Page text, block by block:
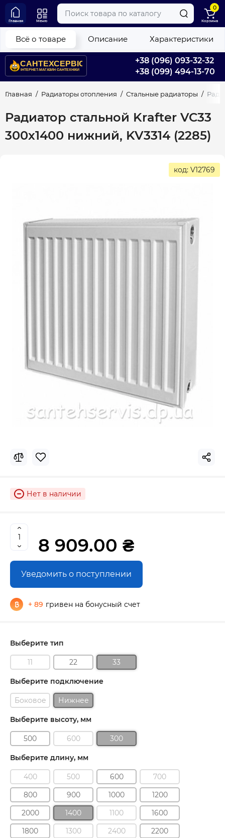
+38 (096) 093-32-32
+38 (099) 494-13-70
Главная Меню
0
Корзина
Главная Радиаторы отопления Стальные радиаторы
Радиатор стальной Krafter VC33
300x1400 нижний, KV3314 (2285)
Всё о товаре Описание Характеристики
код: V12769
Нет в наличии
8 909.00 ₴
Уведомить о поступлении
+ 89 гривен на бонусный счет
Выберите тип
11 22 33
Выберите подключение
Боковое Нижнее
Выберите высоту, мм
500 600 300
Выберите длину, мм
400 500 600
700
800
900 1000
1200
2000
1400 1100
1600
1800
1300 2400 2200